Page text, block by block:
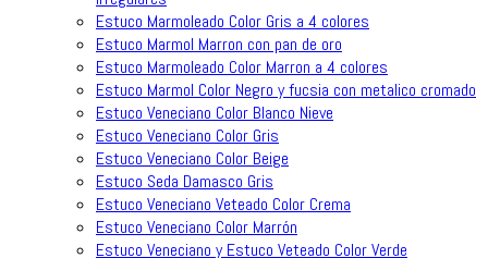
Estuco Marmoleado Color Gris a 4 colores
Estuco Marmol Marron con pan de oro
Estuco Marmoleado Color Marron a 4 colores
Estuco Marmol Color Negro y fucsia con metalico cromado
Estuco Veneciano Color Blanco Nieve
Estuco Veneciano Color Gris
Estuco Veneciano Color Beige
Estuco Seda Damasco Gris
Estuco Veneciano Veteado Color Crema
Estuco Veneciano Color Marrón
Estuco Veneciano y Estuco Veteado Color Verde